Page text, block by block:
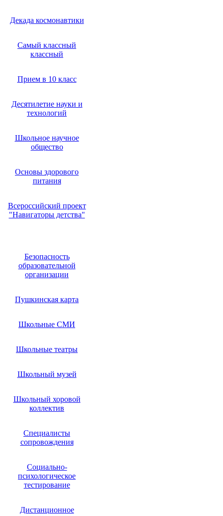
Декада космонавтики
Самый классный
классный
Прием в 10 класс
Десятилетие науки и
технологий
Школьное научное
общество
Основы здорового
питания
Всероссийский проект
"Навигаторы детства"
Безопасность
образовательной
организации
Пушкинская карта
Школьные СМИ
Школьные театры
Школьный музей
Школьный хоровой
коллектив
Специалисты
сопровождения
Социально-
психологическое
тестирование
Дистанционное